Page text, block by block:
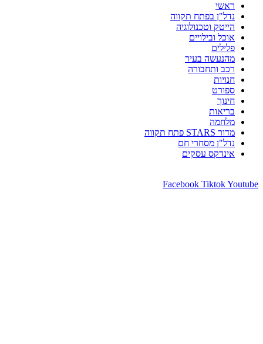
ראשי
נדל"ן בפתח תקווה
הייטק וטכנולוגיה
אוכל ובילויים
פלילים
מהנעשה בעיר
רכב ותחבורה
חנויות
ספורט
חינוך
בריאות
מלחמה
מדור STARS פתח תקווה
נדל"ן מסחרי חם
אינדקס עסקים
Facebook TiktokYoutube